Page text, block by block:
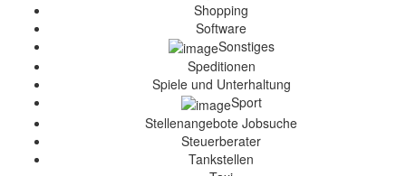
Shopping
Software
Sonstiges
Speditionen
Spiele und Unterhaltung
Sport
Stellenangebote Jobsuche
Steuerberater
Tankstellen